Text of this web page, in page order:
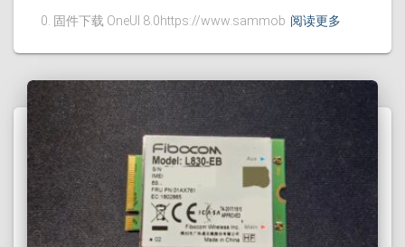
0. 固件下载 OneUI 8.0https://www.sammob 阅读更多